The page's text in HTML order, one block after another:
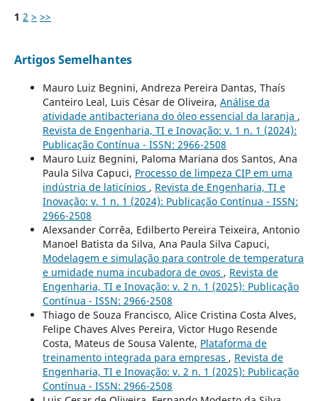
1 2 > >>
Artigos Semelhantes
Mauro Luiz Begnini, Andreza Pereira Dantas, Thaís
Canteiro Leal, Luis César de Oliveira, Análise da
atividade antibacteriana do óleo essencial da laranja ,
Revista de Engenharia, TI e Inovação: v. 1 n. 1 (2024):
Publicação Contínua - ISSN: 2966-2508
Mauro Luiz Begnini, Paloma Mariana dos Santos, Ana
Paula Silva Capuci, Processo de limpeza CIP em uma
indústria de laticínios , Revista de Engenharia, TI e
Inovação: v. 1 n. 1 (2024): Publicação Contínua - ISSN:
2966-2508
Alexsander Corrêa, Edilberto Pereira Teixeira, Antonio
Manoel Batista da Silva, Ana Paula Silva Capuci,
Modelagem e simulação para controle de temperatura
e umidade numa incubadora de ovos , Revista de
Engenharia, TI e Inovação: v. 2 n. 1 (2025): Publicação
Contínua - ISSN: 2966-2508
Thiago de Souza Francisco, Alice Cristina Costa Alves,
Felipe Chaves Alves Pereira, Victor Hugo Resende
Costa, Mateus de Sousa Valente, Plataforma de
treinamento integrada para empresas , Revista de
Engenharia, TI e Inovação: v. 2 n. 1 (2025): Publicação
Contínua - ISSN: 2966-2508